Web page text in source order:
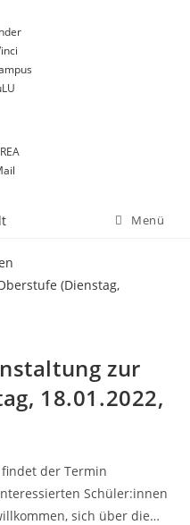
Menü
zur
18.01.2022,
der Termin
Schüler:innen
sich über die…